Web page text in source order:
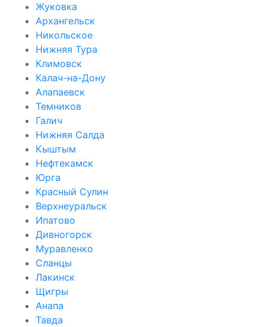
Жуковка
Архангельск
Никольское
Нижняя Тура
Климовск
Калач-на-Дону
Алапаевск
Темников
Галич
Нижняя Салда
Кыштым
Нефтекамск
Юрга
Красный Сулин
Верхнеуральск
Ипатово
Дивногорск
Муравленко
Сланцы
Лакинск
Щигры
Анапа
Тавда